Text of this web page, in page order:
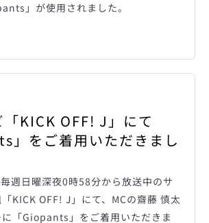
」が使用されました。
KICK OFF! J」にて
」をご着用いただきまし
週日曜深夜0時58分から放送中のサ
KICK OFF! J」にて、MCの齋藤 慎太
「Giopants」をご着用いただきま